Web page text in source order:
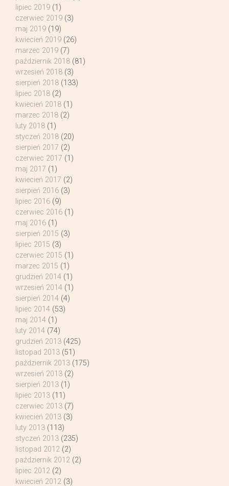
lipiec 2019 (1)
czerwiec 2019 (3)
maj 2019 (19)
kwiecień 2019 (26)
marzec 2019 (7)
październik 2018 (81)
wrzesień 2018 (3)
sierpień 2018 (133)
lipiec 2018 (2)
kwiecień 2018 (1)
marzec 2018 (2)
luty 2018 (1)
styczeń 2018 (20)
sierpień 2017 (2)
czerwiec 2017 (1)
maj 2017 (1)
kwiecień 2017 (2)
sierpień 2016 (3)
lipiec 2016 (9)
czerwiec 2016 (1)
maj 2016 (1)
sierpień 2015 (3)
lipiec 2015 (3)
czerwiec 2015 (1)
marzec 2015 (1)
grudzień 2014 (1)
wrzesień 2014 (1)
sierpień 2014 (4)
lipiec 2014 (53)
maj 2014 (1)
luty 2014 (74)
grudzień 2013 (425)
listopad 2013 (51)
październik 2013 (175)
wrzesień 2013 (2)
sierpień 2013 (1)
lipiec 2013 (11)
czerwiec 2013 (7)
kwiecień 2013 (3)
luty 2013 (113)
styczeń 2013 (235)
listopad 2012 (2)
październik 2012 (2)
lipiec 2012 (2)
kwiecień 2012 (3)